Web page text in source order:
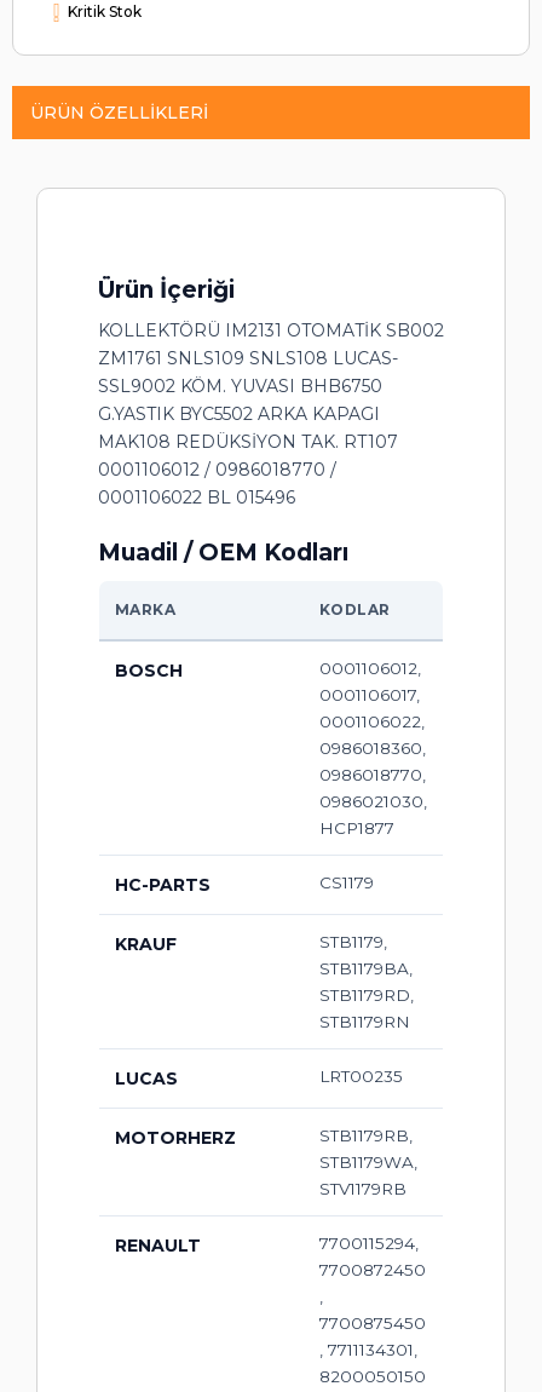
Kritik Stok
ÜRÜN ÖZELLIKLERI
Ürün İçeriği
KOLLEKTÖRÜ IM2131 OTOMATİK SB002
ZM1761 SNLS109 SNLS108 LUCAS-
SSL9002 KÖM. YUVASI BHB6750
G.YASTIK BYC5502 ARKA KAPAGI
MAK108 REDÜKSİYON TAK. RT107
0001106012 / 0986018770 /
0001106022 BL 015496
Muadil / OEM Kodları
MARKA KODLAR
BOSCH
0001106012,
0001106017,
0001106022,
0986018360,
0986018770,
0986021030,
HCP1877
HC-PARTS CS1179
KRAUF
STB1179,
STB1179BA,
STB1179RD,
STB1179RN
LUCAS LRT00235
MOTORHERZ
STB1179RB,
STB1179WA,
STV1179RB
RENAULT
7700115294,
7700872450
,
7700875450
, 7711134301,
8200050150